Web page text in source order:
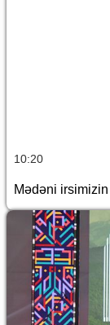
10:20
Mədəni irsimizin